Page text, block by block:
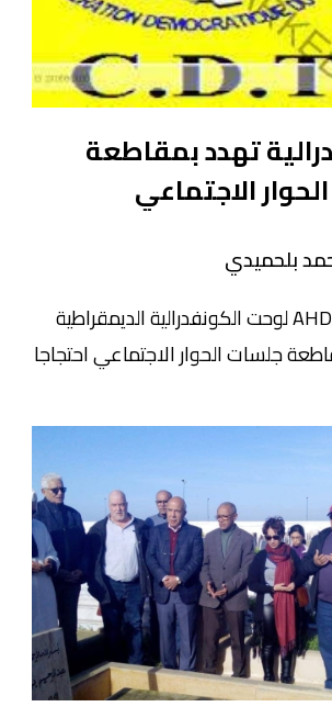
تهدد بمقاطعة
الاجتماعي
بلحميدي
AHDATH.INFO لوحت الكونفدرالية الديمقراطية
جلسات الحوار الاجتماعي احتجاجا
30 أبريل الأخير، لاسيما الشق المتعلق برفع
الغلاء. مقاطعة جلسات الحوار
من المرتقب أن يحسم فيها المجلس
الوطني للمركزية النقابية خلال اجتماعه يوم 11 يناير
وفق ما أكده عضو هذا المجلس، الحسين